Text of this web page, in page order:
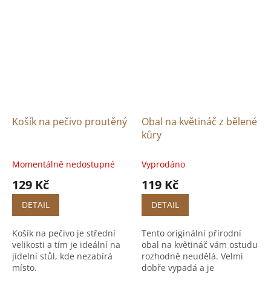
Košík na pečivo proutěný
Momentálně nedostupné
129 Kč
DETAIL
Košík na pečivo je střední
velikosti a tím je ideální na
jídelní stůl, kde nezabírá
místo.
Obal na květináč z bělené
kůry
Vyprodáno
119 Kč
DETAIL
Tento originální přírodní
obal na květináč vám ostudu
rozhodně neudělá. Velmi
dobře vypadá a je